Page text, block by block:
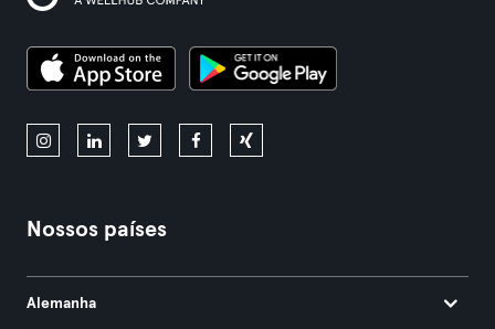
Nossos países
Alemanha